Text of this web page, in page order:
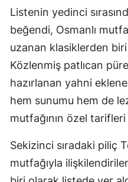
Listenin yedinci
beğendi, Osmanlı
uzanan klasiklerden
Közlenmiş patlıcan
hazırlanan yahni
hem sunumu hem de
mutfağının özel
Sekizinci sıradaki piliç
mutfağıyla